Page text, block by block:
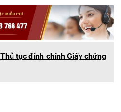
Thủ tục đính chính Giấy chứng